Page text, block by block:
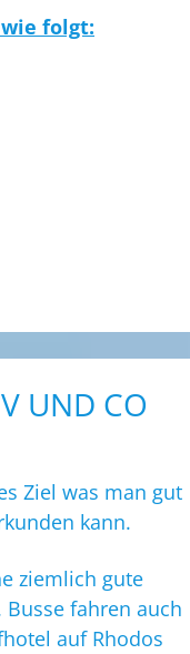
folgt:
UND CO
Ziel was man gut
kann.
ziemlich gute
Busse fahren auch
auf Rhodos